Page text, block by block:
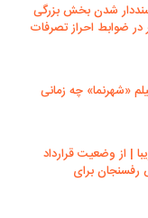
شدن بخش بزرگی
ضوابط احراز تصرفات
«شهرنما» چه زمانی
| از وضعیت قرارداد
رفسنجان برای